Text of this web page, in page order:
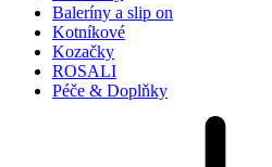
Baleríny a slip on
Kotníkové
Kozačky
ROSALI
Péče & Doplňky